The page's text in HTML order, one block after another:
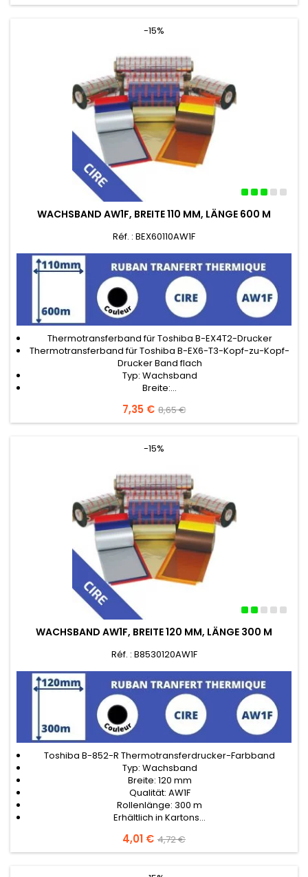
-15%
WACHSBAND AW1F, BREITE 110 MM, LÄNGE 600 M
Réf. : BEX60110AW1F
Thermotransferband für Toshiba B-EX4T2-Drucker
Thermotransferband für Toshiba B-EX6-T3-Kopf-zu-Kopf-
Drucker Band flach
Typ: Wachsband
Breite:...
Preis
7,35 € Verkaufspreis
8,65 €
-15%
WACHSBAND AW1F, BREITE 120 MM, LÄNGE 300 M
Réf. : B8530120AW1F
Toshiba B-852-R Thermotransferdrucker-Farbband
Typ: Wachsband
Breite: 120 mm
Qualität: AW1F
Rollenlänge: 300 m
Erhältlich in Kartons...
Preis
4,01 € Verkaufspreis
4,72 €